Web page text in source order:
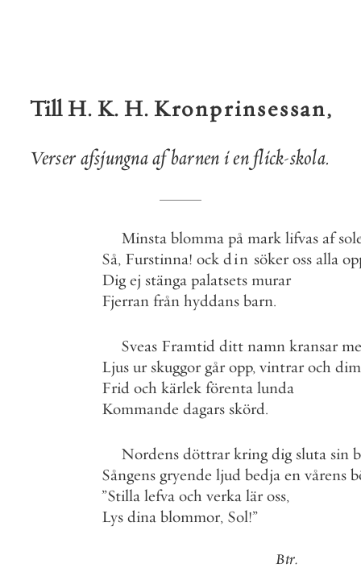
Till H. K. H. Kronprinsessan,
Verserafsjungnaafbarnenienflick-skola.
Minsta blomma på mark lifvas af
Så, Furstinna! ock din söker oss alla
Dig ej stänga palatsets murar
Fjerran från hyddans barn.
Sveas Framtid ditt namn kransar
Ljus ur skuggor går opp, vintrar och
Frid och kärlek förenta lunda
Kommande dagars skörd.
Nordens döttrar kring dig sluta sin
Sångens gryende ljud bedja en vårens
”Stilla lefva och verka lär oss,
Lys dina blommor, Sol!”
Btr.